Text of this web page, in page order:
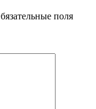
поля